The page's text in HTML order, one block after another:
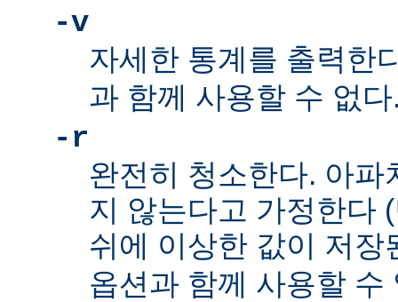
-v
자세한 통계를 출력한
과 함께 사용할 수 없
-r
완전히 청소한다. 아파
지 않는다고 가정한다
쉬에 이상한 값이 저
옵션과 함께 사용할 수